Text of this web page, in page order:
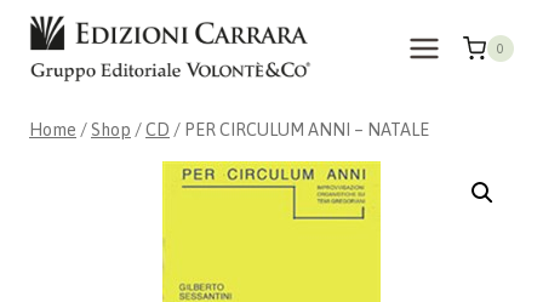
Skip
content
0
Home / Shop /CD / PER CIRCULUM ANNI – NATALE